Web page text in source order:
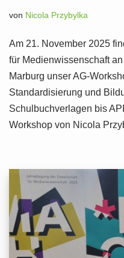
von Nicola Przybylka
Am 21. November 2025
für Medienwissenschaft
Marburg unser AG-
Standardisierung und
Schulbuchverlagen bis
Workshop von Nicola